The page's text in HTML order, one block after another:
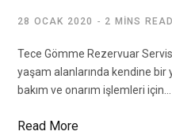
28 OCAK 2020 2 MINS READ
Tece Gömme Rezervuar
yaşam alanlarında kendine
bakım ve onarım işlemleri için…
Read More